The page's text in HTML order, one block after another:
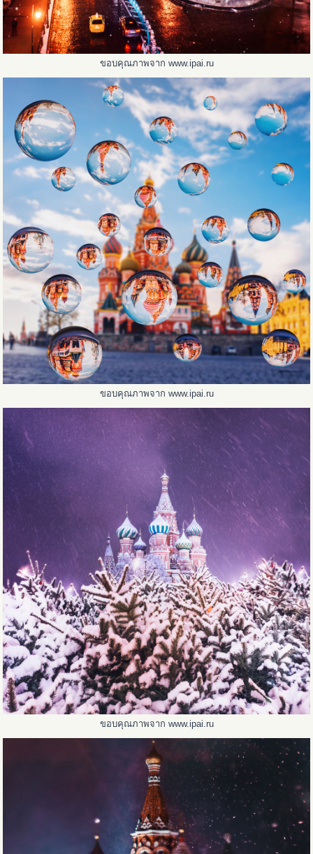
ขอบคุณภาพจาก www.ipai.ru
ขอบคุณภาพจาก www.ipai.ru
ขอบคุณภาพจาก www.ipai.ru